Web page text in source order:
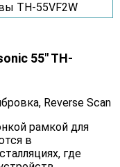
TH-55VF2W
55" TH-
Reverse Scan
рамкой для
в
где